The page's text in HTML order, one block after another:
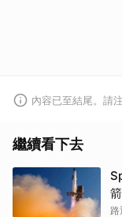
內容已至結尾。請
繼續看下去
路